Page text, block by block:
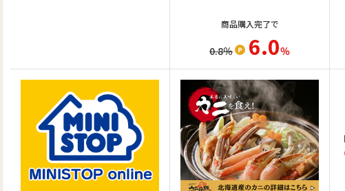
商品購入完了で
0.8％ 6.0％